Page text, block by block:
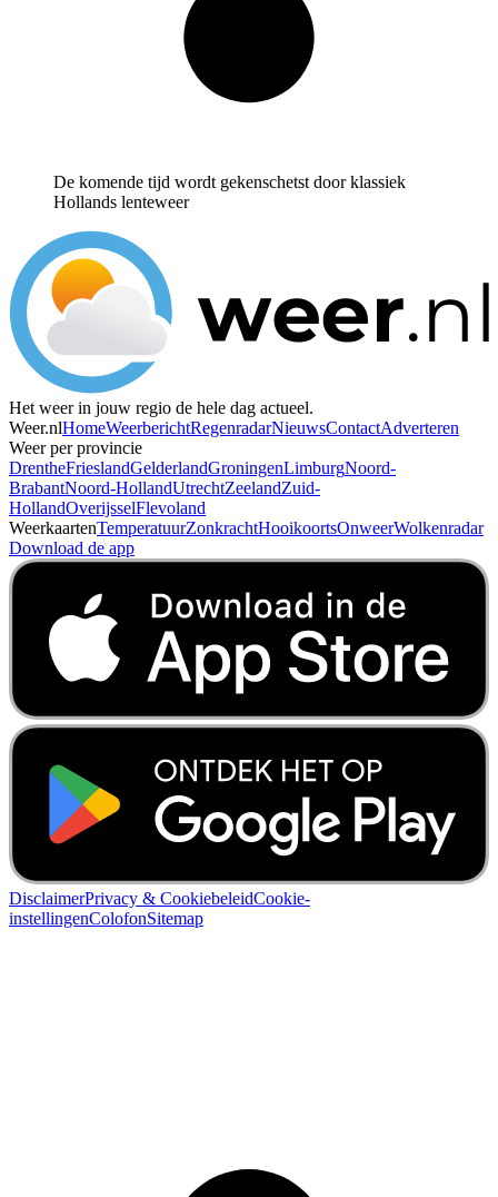
De komende tijd wordt gekenschetst door klassiek
Hollands lenteweer
Het weer in jouw regio de hele dag actueel.
Weer.nlHomeWeerberichtRegenradarNieuwsContactAdverteren
Weer per provincie
DrentheFrieslandGelderlandGroningenLimburgNoord-
BrabantNoord-HollandUtrechtZeelandZuid-
HollandOverijsselFlevoland
WeerkaartenTemperatuurZonkrachtHooikoortsOnweerWolkenradar
Download de app
DisclaimerPrivacy & CookiebeleidCookie-
instellingenColofonSitemap